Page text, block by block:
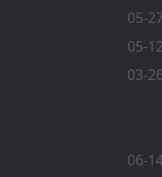
05-27
05-12
03-26
06-